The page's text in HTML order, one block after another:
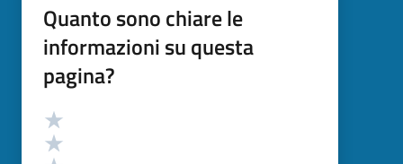
Quanto sono chiare le
informazioni su questa
pagina?
Valutazione